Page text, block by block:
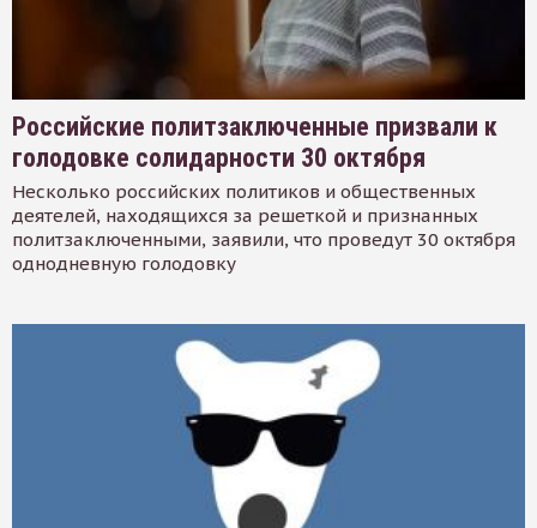
Российские политзаключенные призвали к
голодовке солидарности 30 октября
Несколько российских политиков и общественных
деятелей, находящихся за решеткой и признанных
политзаключенными, заявили, что проведут 30 октября
однодневную голодовку